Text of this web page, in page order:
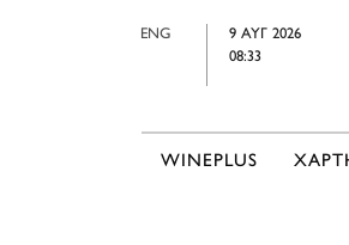
ENG
9 ΑΥΓ 2026
08:33
WINEPLUS